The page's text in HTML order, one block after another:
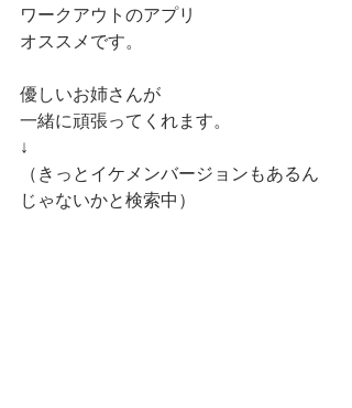
ワークアウトのアプリ
オススメです。
優しいお姉さんが
一緒に頑張ってくれます。
↓
（きっとイケメンバージョンもあるん
じゃないかと検索中）